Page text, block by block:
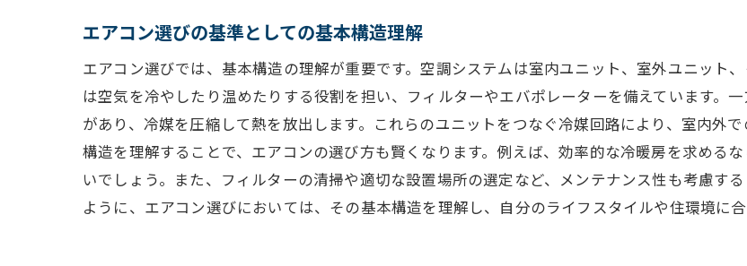
空調技術がもたらす未来の生活スタイル
持続可能な社会に向けた空調の貢献
快適性を追求した空調技術の進化とこれからの
温度だけでなく湿度管理の重要性
個々のニーズに応えるパーソナライズド空
快適性向上のためのセンサー技術
エアコン選びの基準としての基本構造理解
エアコン選びでは、基本構造の理解が重要です。空調システムは室内ユニット、室外ユニット
は空気を冷やしたり温めたりする役割を担い、フィルターやエバポレーターを備えています。
があり、冷媒を圧縮して熱を放出します。これらのユニットをつなぐ冷媒回路により、室内外
構造を理解することで、エアコンの選び方も賢くなります。例えば、効率的な冷暖房を求める
いでしょう。また、フィルターの清掃や適切な設置場所の選定など、メンテナンス性も考慮す
ように、エアコン選びにおいては、その基本構造を理解し、自分のライフスタイルや住環境に